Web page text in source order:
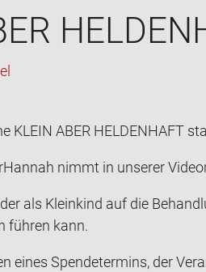
KLEIN ABER HEL­DEN­HAFT
nimmt in un­se­rer
der als Klein­kind auf die
füh­ren kann.
eines Spen­de­ter­mins, der